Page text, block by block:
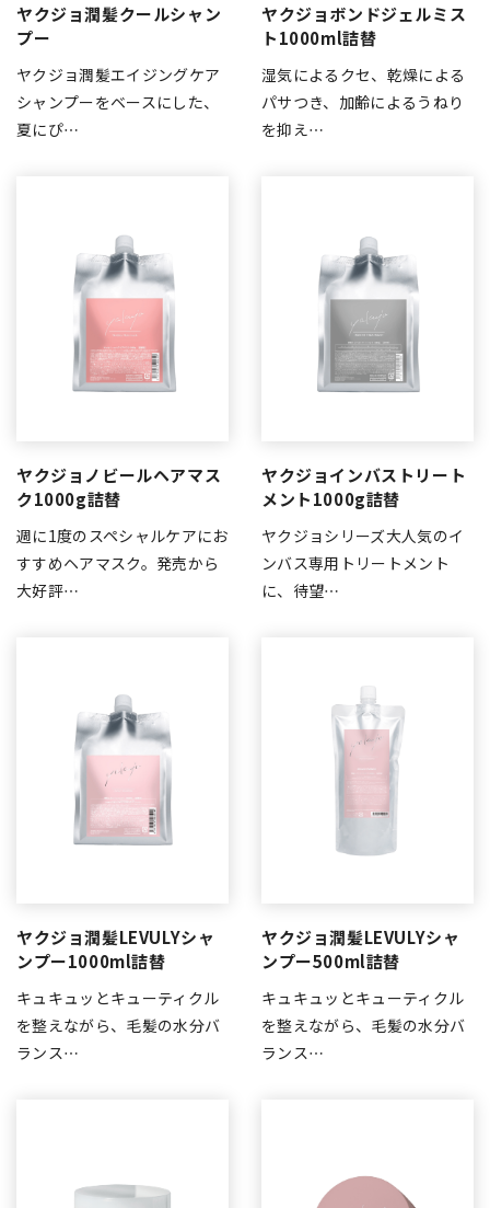
ヤクジョ潤髪クールシャン
プー
ヤクジョ潤髪エイジングケア
シャンプーをベースにした、
夏にぴ…
ヤクジョボンドジェルミス
ト1000ml詰替
湿気によるクセ、乾燥による
パサつき、加齢によるうねり
を抑え…
ヤクジョノビールヘアマス
ク1000g詰替
週に1度のスペシャルケアにお
すすめヘアマスク。発売から
大好評…
ヤクジョインバストリート
メント1000g詰替
ヤクジョシリーズ大人気のイ
ンバス専用トリートメント
に、待望…
ヤクジョ潤髪LEVULYシャ
ンプー1000ml詰替
キュキュッとキューティクル
を整えながら、毛髪の水分バ
ランス…
ヤクジョ潤髪LEVULYシャ
ンプー500ml詰替
キュキュッとキューティクル
を整えながら、毛髪の水分バ
ランス…